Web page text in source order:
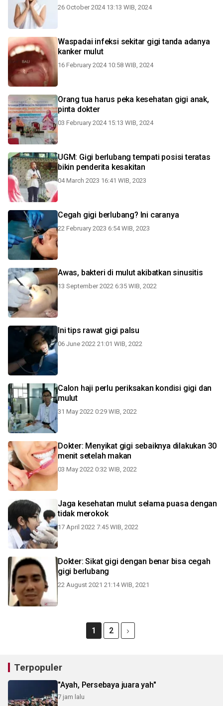
26 October 2024 13:13 WIB, 2024
Waspadai infeksi sekitar gigi tanda adanya
kanker mulut
16 February 2024 10:58 WIB, 2024
Orang tua harus peka kesehatan gigi anak,
pinta dokter
03 February 2024 15:13 WIB, 2024
UGM: Gigi berlubang tempati posisi teratas
bikin penderita kesakitan
04 March 2023 16:41 WIB, 2023
Cegah gigi berlubang? Ini caranya
22 February 2023 6:54 WIB, 2023
Awas, bakteri di mulut akibatkan sinusitis
13 September 2022 6:35 WIB, 2022
Ini tips rawat gigi palsu
06 June 2022 21:01 WIB, 2022
Calon haji perlu periksakan kondisi gigi dan
mulut
31 May 2022 0:29 WIB, 2022
Dokter: Menyikat gigi sebaiknya dilakukan 30
menit setelah makan
03 May 2022 0:32 WIB, 2022
Jaga kesehatan mulut selama puasa dengan
tidak merokok
17 April 2022 7:45 WIB, 2022
Dokter: Sikat gigi dengan benar bisa cegah
gigi berlubang
22 August 2021 21:14 WIB, 2021
1 2
Terpopuler
"Ayah, Persebaya juara yah"
7 jam lalu